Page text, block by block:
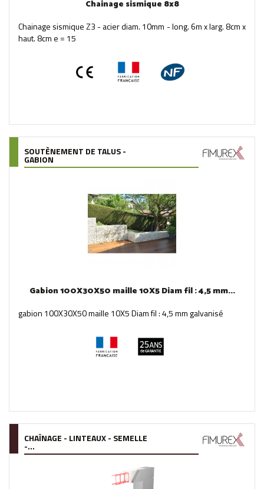
Chainage sismique 8x8
Chainage sismique Z3 - acier diam. 10mm - long. 6m x larg. 8cm x
haut. 8cm e = 15
SOUTÈNEMENT DE TALUS -
GABION
Gabion 100X30X50 maille 10X5 Diam fil : 4,5 mm...
gabion 100X30X50 maille 10X5 Diam fil : 4,5 mm galvanisé
CHAÎNAGE - LINTEAUX - SEMELLE
-...